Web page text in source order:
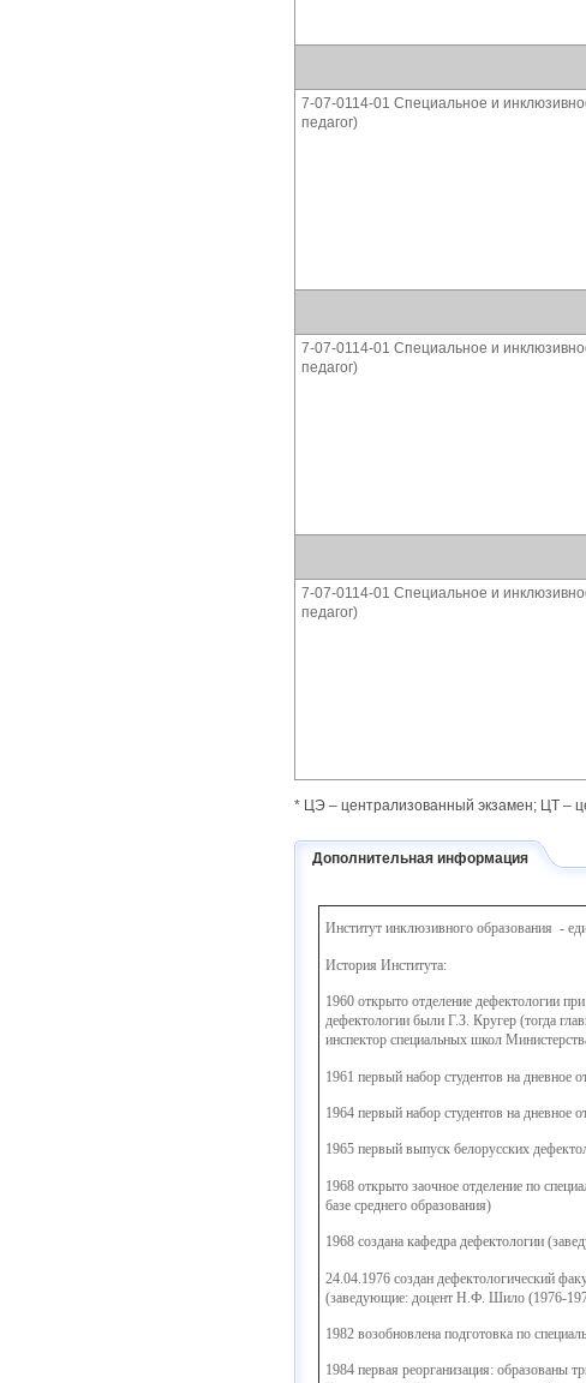
7-07-0114-01 Специальное и
педагог)
7-07-0114-01 Специальное и
педагог)
7-07-0114-01 Специальное и
педагог)
* ЦЭ – централизованный экзамен; ЦТ –
Дополнительная информация
Институт инклюзивного образования -
История Института:
1960 открыто отделение дефектологии
дефектологии были Г.З. Кругер (тогда
инспектор специальных школ
1961 первый набор студентов на дневное
1964 первый набор студентов на дневное
1965 первый выпуск белорусских
1968 открыто заочное отделение по
базе среднего образования)
1968 создана кафедра дефектологии
24.04.1976 создан дефектологический
(заведующие: доцент Н.Ф. Шило (1976-
1982 возобновлена подготовка по
1984 первая реорганизация: образованы